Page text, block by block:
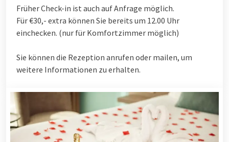
Früher Check-in ist auch auf Anfrage möglich.
Für €30,- extra können Sie bereits um 12.00 Uhr
einchecken. (nur für Komfortzimmer möglich)
Sie können die Rezeption anrufen oder mailen, um
weitere Informationen zu erhalten.